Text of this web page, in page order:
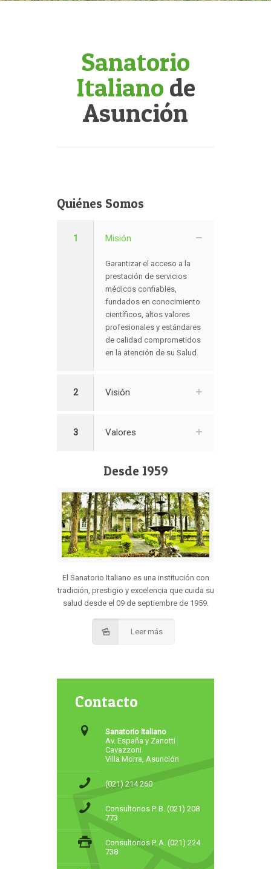
Sanatorio
Italiano de
Asunción
Quiénes Somos
1 Misión
Garantizar el acceso a la
prestación de servicios
médicos confiables,
fundados en conocimiento
científicos, altos valores
profesionales y estándares
de calidad comprometidos
en la atención de su Salud.
2 Visión
3 Valores
Desde 1959
El Sanatorio Italiano es una institución con
tradición, prestigio y excelencia que cuida su
salud desde el 09 de septiembre de 1959.
Leer más
Contacto
Sanatorio Italiano
Av. España y Zanotti
Cavazzoni
Villa Morra, Asunción
(021) 214 260
Consultorios P. B. (021) 208
773
Consultorios P. A. (021) 224
738